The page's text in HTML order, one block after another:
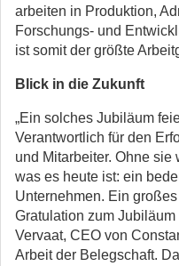
arbeiten in Produktion,
Forschungs- und
ist somit der größte
Blick in die Zukunft
„Ein solches Jubiläum
Verantwortlich für den
und Mitarbeiter. Ohne sie
was es heute ist: ein
Unternehmen. Ein
Gratulation zum Jubiläum
Vervaat, CEO von
Arbeit der Belegschaft.